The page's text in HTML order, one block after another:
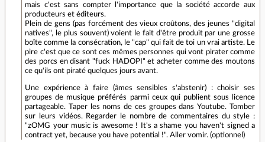
mais c'est sans compter l'importance que la société accorde aux
producteurs et éditeurs.
Plein de gens (pas forcément des vieux croûtons, des jeunes "digital
natives", le plus souvent) voient le fait d'être produit par une grosse
boîte comme la consécration, le "cap" qui fait de toi un vrai artiste. Le
pire c'est que ce sont ces mêmes personnes qui vont pirater comme
des porcs en disant "fuck HADOPI" et acheter comme des moutons
ce qu'ils ont piraté quelques jours avant.
Une expérience à faire (âmes sensibles s'abstenir) : choisir ses
groupes de musique préférés parmi ceux qui publient sous licence
partageable. Taper les noms de ces groupes dans Youtube. Tomber
sur leurs vidéos. Regarder le nombre de commentaires du style :
"zOMG your music is awesome ! It's a shame you haven't signed a
contract yet, because you have potential !". Aller vomir. (optionnel)